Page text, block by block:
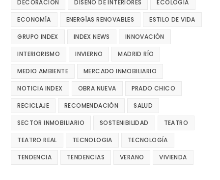
DECORACIÓN DISEÑO DE INTERIORES ECOLOGÍA
ECONOMÍA ENERGÍAS RENOVABLES ESTILO DE VIDA
GRUPO INDEX INDEX NEWS INNOVACIÓN
INTERIORISMO INVIERNO MADRID RÍO
MEDIO AMBIENTE MERCADO INMOBILIARIO
NOTICIA INDEX OBRA NUEVA PRADO CHICO
RECICLAJE RECOMENDACIÓN SALUD
SECTOR INMOBILIARIO SOSTENIBILIDAD TEATRO
TEATRO REAL TECNOLOGIA TECNOLOGÍA
TENDENCIA TENDENCIAS VERANO VIVIENDA